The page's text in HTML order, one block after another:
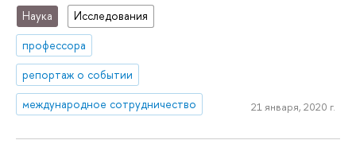
Наука
Исследования
профессора
репортаж о событии
международное сотрудничество
21 января, 2020 г.